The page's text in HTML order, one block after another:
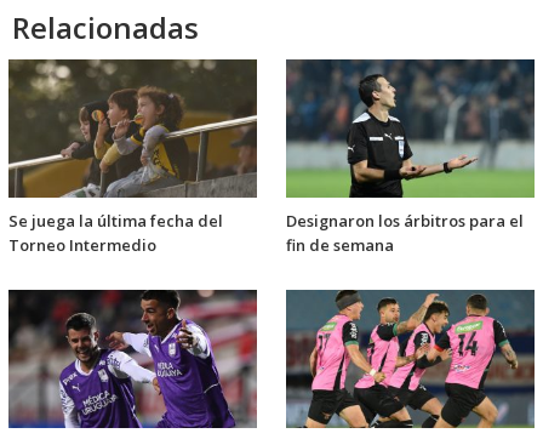
Relacionadas
Se juega la última fecha del
Torneo Intermedio
Designaron los árbitros para el
fin de semana